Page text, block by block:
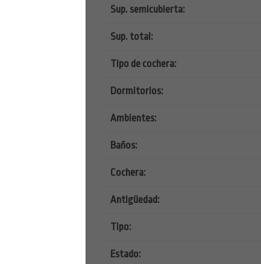
Sup. semicubierta:
Sup. total:
Tipo de cochera:
Dormitorios:
Ambientes:
Baños:
Cochera:
Antigüedad:
Tipo:
Estado: